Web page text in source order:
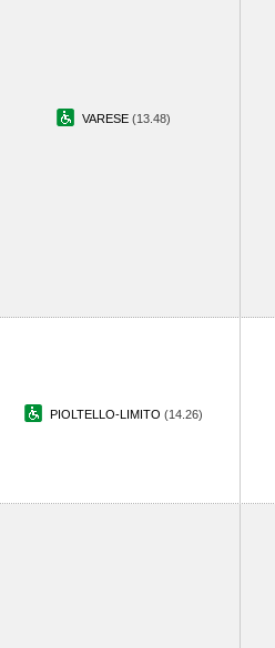
VARESE (13.48)
PIOLTELLO-LIMITO (14.26)